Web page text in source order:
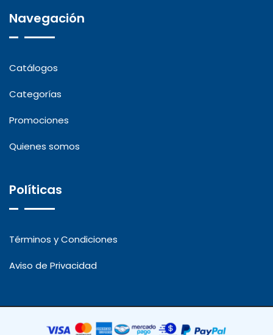
Navegación
Catálogos
Categorías
Promociones
Quienes somos
Políticas
Términos y Condiciones
Aviso de Privacidad